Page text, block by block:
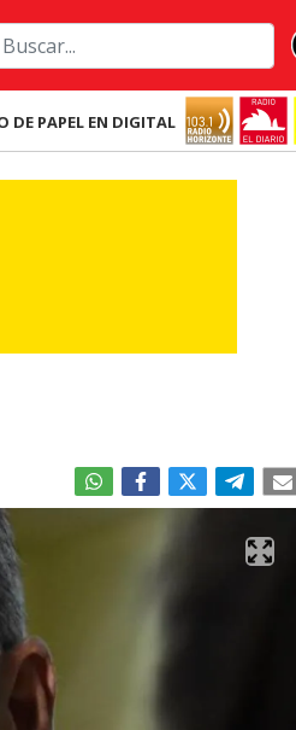
DE PAPEL EN DIGITAL